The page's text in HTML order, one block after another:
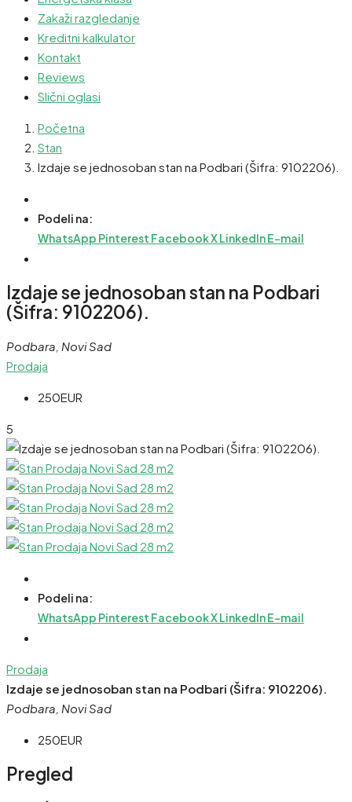
Zakaži razgledanje
Kreditni kalkulator
Kontakt
Reviews
Slični oglasi
Početna
Stan
Izdaje se jednosoban stan na Podbari (Šifra: 9102206).
Podeli na:
WhatsApp Pinterest FacebookXLinkedInE-mail
Izdaje se jednosoban stan na Podbari
(Šifra: 9102206).
Podbara, Novi Sad
Prodaja
250EUR
5
Podeli na:
WhatsApp Pinterest FacebookXLinkedInE-mail
Prodaja
Izdaje se jednosoban stan na Podbari (Šifra: 9102206).
Podbara, Novi Sad
250EUR
Pregled